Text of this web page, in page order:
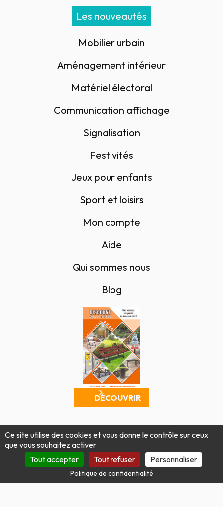
Les nouveautés
Mobilier urbain
Aménagement intérieur
Matériel électoral
Communication affichage
Signalisation
Festivités
Jeux pour enfants
Sport et loisirs
Mon compte
Aide
Qui sommes nous
Blog
DÉCOUVRIR
Mentions légalesPolitique de confidentialité
Conditions générales de vente
Produit par Tout Simplement Digital
Site protégé par reCAPTCHA.Vie privée
Ce site utilise des cookies et vous donne le contrôle sur ceux
que vous souhaitez activer
Tout accepter
Tout refuser Personnaliser
Politique de confidentialité